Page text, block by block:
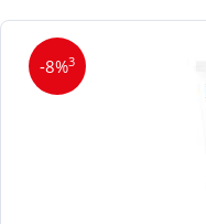
-8%3